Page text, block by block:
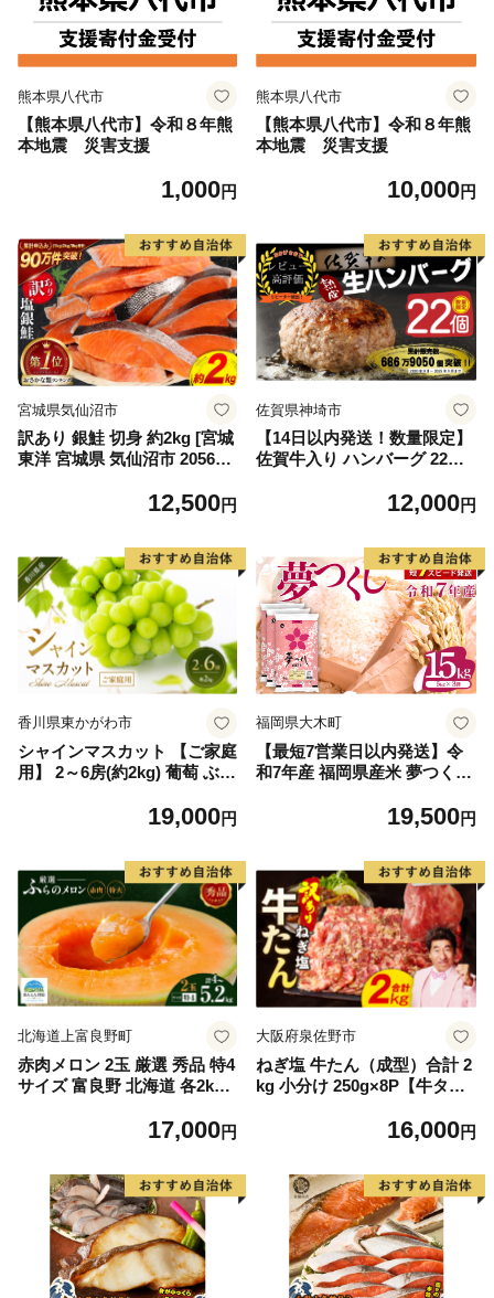
熊本県八代市
【熊本県八代市】令和８年熊
本地震 災害支援
1,000円
熊本県八代市
【熊本県八代市】令和８年熊
本地震 災害支援
10,000円
宮城県気仙沼市
訳あり 銀鮭 切身 約2kg [宮城
東洋 宮城県 気仙沼市 205649
格外 不揃い さけ サケ 鮭切身
切り身 魚 わけあり
12,500円
佐賀県神埼市
【14日以内発送！数量限定】
佐賀牛入り ハンバーグ 22個
毛和牛 ブランド牛 九州 ハン
(H083106)
12,000円
香川県東かがわ市
シャインマスカット 【ご家庭
用】 2～6房(約2kg) 葡萄 ぶど
もの 果実 旬の果物 旬のフル
19,000円
福岡県大木町
【最短7営業日以内発送】令
和7年産 福岡県産米 夢つくし
19,500円
北海道上富良野町
赤肉メロン 2玉 厳選 秀品 特4
サイズ 富良野 北海道 各2kg
富良野 メロン めろん 果物 く
17,000円
大阪府泉佐野市
ねぎ塩 牛たん（成型）合計 2
kg 小分け 250g×8P【牛タン
16,000円